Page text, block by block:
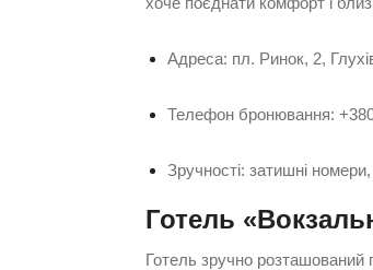
Адреса: пл. Ринок, 2,
Телефон бронювання:
Зручності: затишні
Готель
Готель зручно розташований